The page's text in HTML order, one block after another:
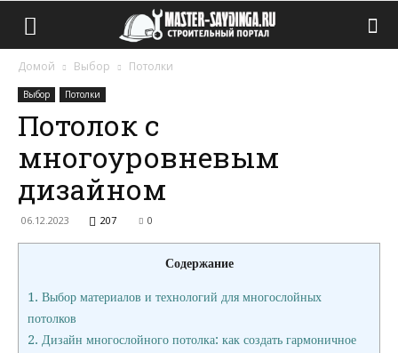
Домой Выбор Потолки
Выбор Потолки
Потолок с
многоуровневым
дизайном
06.12.2023 207 0
Содержание
1. Выбор материалов и технологий для многослойных
потолков
2. Дизайн многослойного потолка: как создать гармоничное